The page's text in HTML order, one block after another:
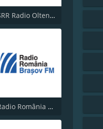
SRR Radio Oltenia Craiova
Radio România Brașov FM